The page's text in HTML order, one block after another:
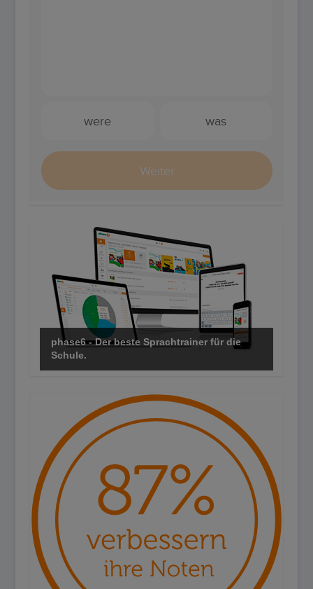
phase6 - Der beste Sprachtrainer für die
Schule.